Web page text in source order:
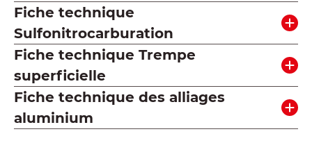
Fiche technique
Sulfonitrocarburation
Fiche technique Trempe
superficielle
Fiche technique des alliages
aluminium